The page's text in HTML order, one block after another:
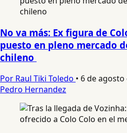
No va más: Ex figura de
puesto en pleno mercado
chileno
Por Raul Tiki Toledo • 6 de agosto
Pedro Hernandez